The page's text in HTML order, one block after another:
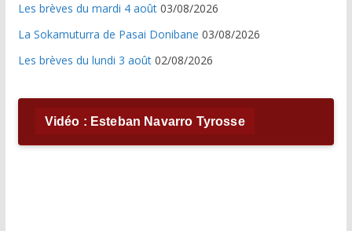
Les brèves du mardi 4 août 03/08/2026
La Sokamuturra de Pasai Donibane 03/08/2026
Les brèves du lundi 3 août 02/08/2026
Vidéo : Esteban Navarro Tyrosse